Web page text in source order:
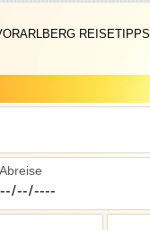
REISETIPPS
Abreise